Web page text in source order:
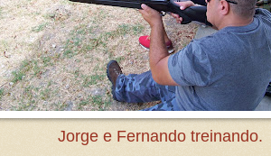
Jorge e Fernando treinando.